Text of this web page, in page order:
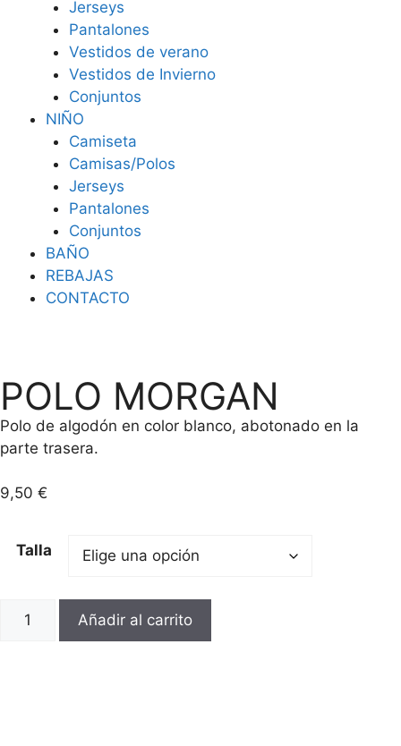
Jerseys
Pantalones
Vestidos de verano
Vestidos de Invierno
Conjuntos
NIÑO
Camiseta
Camisas/Polos
Jerseys
Pantalones
Conjuntos
BAÑO
REBAJAS
CONTACTO
POLO MORGAN
Polo de algodón en color blanco, abotonado en la
parte trasera.
9,50 €
Talla
Añadir al carrito